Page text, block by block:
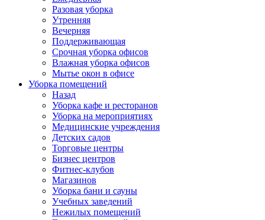
Разовая уборка
Утренняя
Вечерняя
Поддерживающая
Срочная уборка офисов
Влажная уборка офисов
Мытье окон в офисе
Уборка помещений
Назад
Уборка кафе и ресторанов
Уборка на мероприятиях
Медицинские учреждения
Детских садов
Торговые центры
Бизнес центров
Фитнес-клубов
Магазинов
Уборка бани и сауны
Учебных заведений
Нежилых помещений